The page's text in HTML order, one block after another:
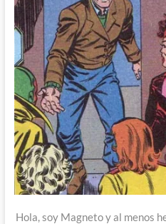
Hola, soy Magneto y al menos